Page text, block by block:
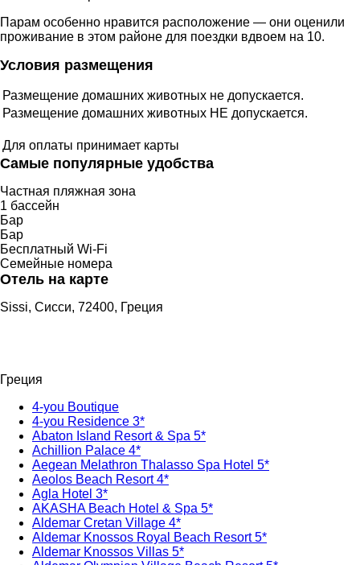
Парам особенно нравится расположение — они оценили
проживание в этом районе для поездки вдвоем на 10.
Условия размещения
Размещение домашних животных не допускается.
Размещение домашних животных НЕ допускается.
Для оплаты принимает карты
Самые популярные удобства
Частная пляжная зона
1 бассейн
Бар
Бар
Бесплатный Wi-Fi
Семейные номера
Отель на карте
Sissi, Сисси, 72400, Греция
Греция
4-you Boutique
4-you Residence 3*
Abaton Island Resort & Spa 5*
Achillion Palace 4*
Aegean Melathron Thalasso Spa Hotel 5*
Aeolos Beach Resort 4*
Agla Hotel 3*
AKASHA Beach Hotel & Spa 5*
Aldemar Cretan Village 4*
Aldemar Knossos Royal Beach Resort 5*
Aldemar Knossos Villas 5*